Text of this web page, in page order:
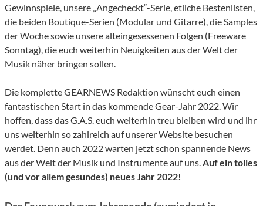
Gewinnspiele, unsere „Angecheckt“-Serie , etliche Bestenlisten,
die beiden Boutique-Serien (Modular und Gitarre), die Samples
der Woche sowie unsere alteingesessenen Folgen (Freeware
Sonntag), die euch weiterhin Neuigkeiten aus der Welt der
Musik näher bringen sollen.
Die komplette GEARNEWS Redaktion wünscht euch einen
fantastischen Start in das kommende Gear-Jahr 2022. Wir
hoffen, dass das G.A.S. euch weiterhin treu bleiben wird und ihr
uns weiterhin so zahlreich auf unserer Website besuchen
werdet. Denn auch 2022 warten jetzt schon spannende News
aus der Welt der Musik und Instrumente auf uns. Auf ein tolles
(und vor allem gesundes) neues Jahr 2022!